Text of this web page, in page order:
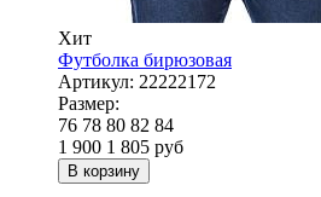
Хит
Футболка бирюзовая
Артикул: 22222172
Размер:
76 78 80 82 84
1 900 1 805 руб
В корзину